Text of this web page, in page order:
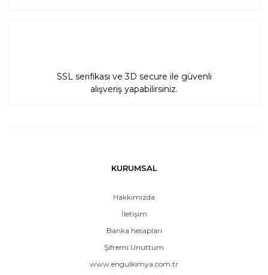
SSL serifikası ve 3D secure ile güvenli
alışveriş yapabilirsiniz.
KURUMSAL
Hakkımızda
İletişim
Banka hesapları
Şifremi Unuttum
www.engulkimya.com.tr